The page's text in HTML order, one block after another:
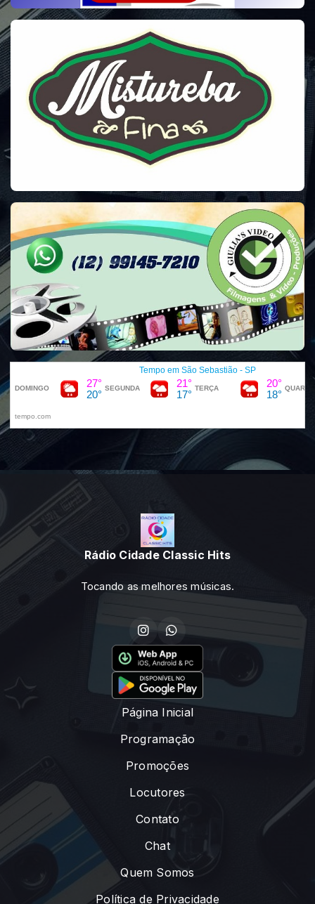
Rádio Cidade Classic Hits
Tocando as melhores músicas.
Página Inicial
Programação
Promoções
Locutores
Contato
Chat
Quem Somos
Política de Privacidade